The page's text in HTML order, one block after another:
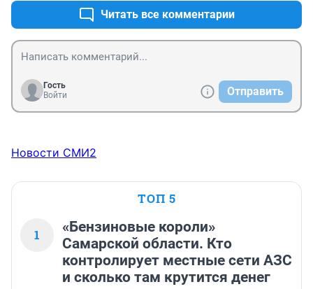
Читать все комментарии
Гость
Войти
Отправить
Новости СМИ2
ТОП 5
1
«Бензиновые короли»
Самарской области. Кто
контролирует местные сети АЗС
и сколько там крутится денег